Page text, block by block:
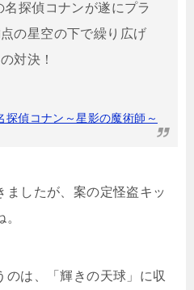
探偵コナンが遂にプラ
の星空の下で繰り広げ
対決！
探偵コナン～星影の魔術師～
したが、案の定怪盗キッ
は、「輝きの天球」に収